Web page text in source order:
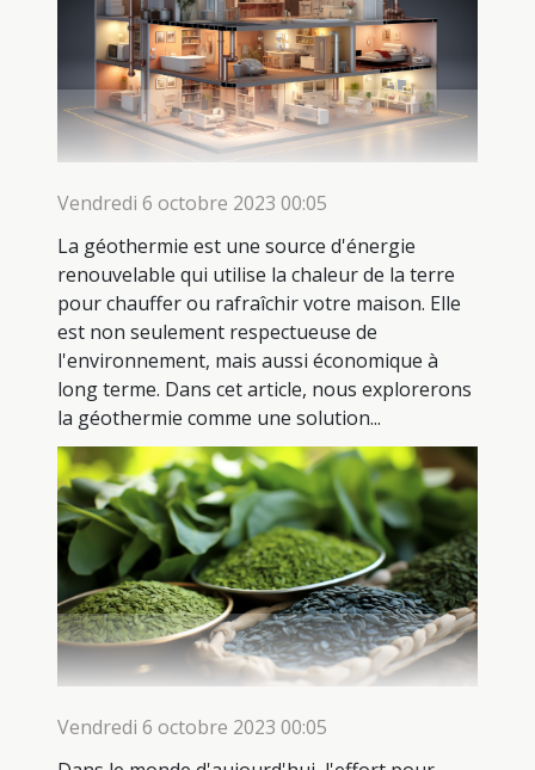
Vendredi 6 octobre 2023 00:05
La géothermie est une source d'énergie
renouvelable qui utilise la chaleur de la terre
pour chauffer ou rafraîchir votre maison. Elle
est non seulement respectueuse de
l'environnement, mais aussi économique à
long terme. Dans cet article, nous explorerons
la géothermie comme une solution...
Vendredi 6 octobre 2023 00:05